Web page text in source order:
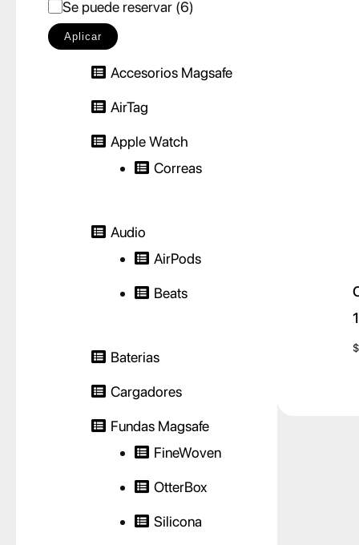
E
s
Se puede reservar (6)
Aplicar
Accesorios Magsafe
AirTag
Apple Watch
Correas
Audio
AirPods
Beats
Baterias
Cargadores
Fundas Magsafe
FineWoven
OtterBox
Silicona
$